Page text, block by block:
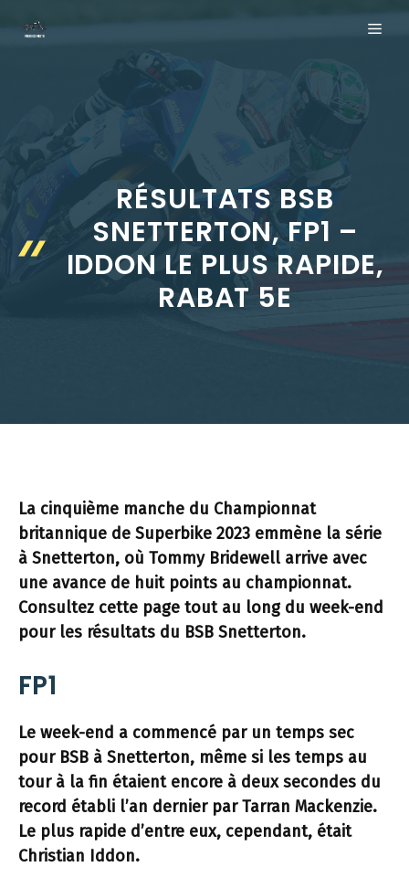
RÉSULTATS BSB
SNETTERTON, FP1 –
IDDON LE PLUS RAPIDE,
RABAT 5E
La cinquième manche du Championnat
britannique de Superbike 2023 emmène la série
à Snetterton, où Tommy Bridewell arrive avec
une avance de huit points au championnat.
Consultez cette page tout au long du week-end
pour les résultats du BSB Snetterton.
FP1
Le week-end a commencé par un temps sec
pour BSB à Snetterton, même si les temps au
tour à la fin étaient encore à deux secondes du
record établi l’an dernier par Tarran Mackenzie.
Le plus rapide d’entre eux, cependant, était
Christian Iddon.